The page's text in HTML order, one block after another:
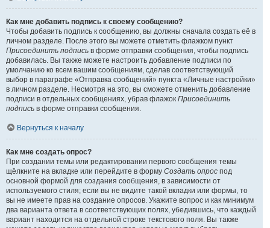
Как мне добавить подпись к своему сообщению?
Чтобы добавить подпись к сообщению, вы должны сначала создать её в
личном разделе. После этого вы можете отметить флажком пункт
Присоединить подпись в форме отправки сообщения, чтобы подпись
добавилась. Вы также можете настроить добавление подписи по
умолчанию ко всем вашим сообщениям, сделав соответствующий
выбор в параграфе «Отправка сообщений» пункта «Личные настройки»
в личном разделе. Несмотря на это, вы сможете отменить добавление
подписи в отдельных сообщениях, убрав флажок Присоединить
подпись в форме отправки сообщения.
Вернуться к началу
Как мне создать опрос?
При создании темы или редактировании первого сообщения темы
щёлкните на вкладке или перейдите в форму Создать опрос под
основной формой для создания сообщения, в зависимости от
используемого стиля; если вы не видите такой вкладки или формы, то
вы не имеете прав на создание опросов. Укажите вопрос и как минимум
два варианта ответа в соответствующих полях, убедившись, что каждый
вариант находится на отдельной строке текстового поля. Вы также